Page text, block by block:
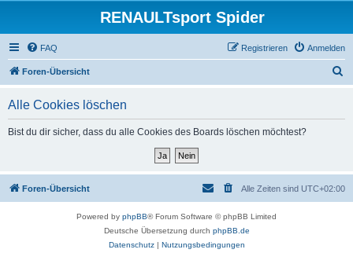
RENAULTsport Spider
FAQ Anmelden
Registrieren
Foren-Übersicht
Alle Cookies löschen
Bist du dir sicher, dass du alle Cookies des Boards löschen möchtest?
Foren-Übersicht Alle Zeiten sind UTC+02:00
Powered by phpBB® Forum Software © phpBB Limited
Deutsche Übersetzung durch phpBB.de
Datenschutz| Nutzungsbedingungen